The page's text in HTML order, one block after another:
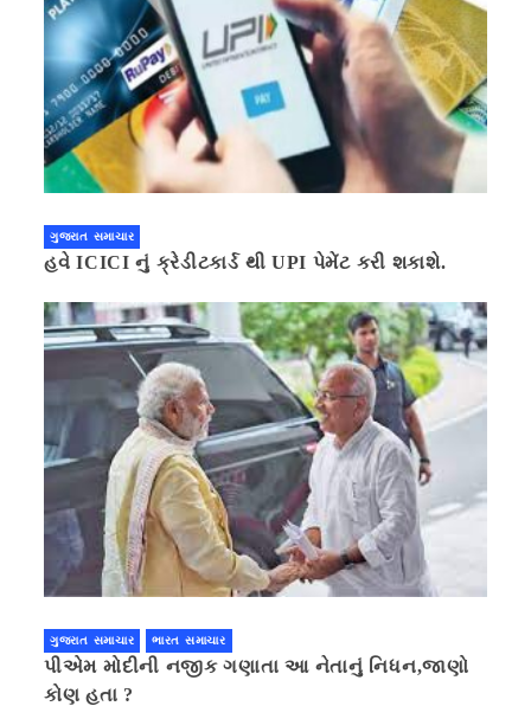
ગુજરાત સમાચાર
હવે ICICI નું ક્રેડીટકાર્ડ થી UPI પેમેંટ કરી શકાશે.
ગુજરાત સમાચાર ભારત સમાચાર
પીએમ મોદીની નજીક ગણાતા આ નેતાનું નિધન,જાણો
કોણ હતા ?